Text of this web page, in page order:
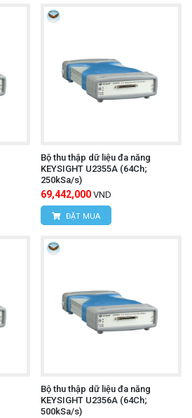
Bộ thu thập dữ liệu đa năng
KEYSIGHT U2355A (64Ch;
250kSa/s)
69,442,000 VND
ĐẶT MUA
Bộ thu thập dữ liệu đa năng
KEYSIGHT U2356A (64Ch;
500kSa/s)